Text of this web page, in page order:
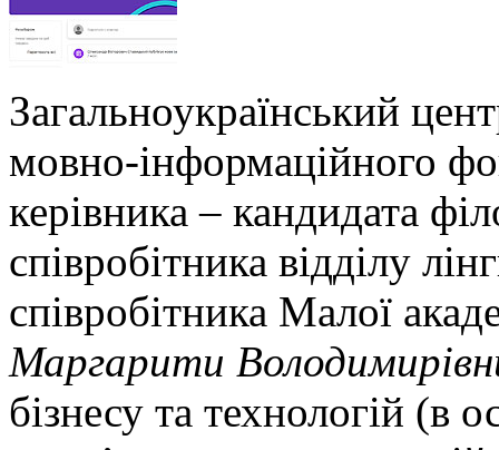
Загальноукраїнський
мовно-інформаційного
керівника – кандидата
співробітника відділу
співробітника Малої
Маргарити
бізнесу та технологій (в